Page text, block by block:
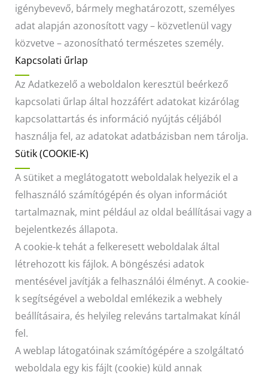
igénybevevő, bármely meghatározott, személyes
adat alapján azonosított vagy – közvetlenül vagy
közvetve – azonosítható természetes személy.
Kapcsolati űrlap
Az Adatkezelő a weboldalon keresztül beérkező
kapcsolati űrlap által hozzáfért adatokat kizárólag
kapcsolattartás és információ nyújtás céljából
használja fel, az adatokat adatbázisban nem tárolja.
Sütik (COOKIE-K)
A sütiket a meglátogatott weboldalak helyezik el a
felhasználó számítógépén és olyan információt
tartalmaznak, mint például az oldal beállításai vagy a
bejelentkezés állapota.
A cookie-k tehát a felkeresett weboldalak által
létrehozott kis fájlok. A böngészési adatok
mentésével javítják a felhasználói élményt. A cookie-
k segítségével a weboldal emlékezik a webhely
beállításaira, és helyileg releváns tartalmakat kínál
fel.
A weblap látogatóinak számítógépére a szolgáltató
weboldala egy kis fájlt (cookie) küld annak